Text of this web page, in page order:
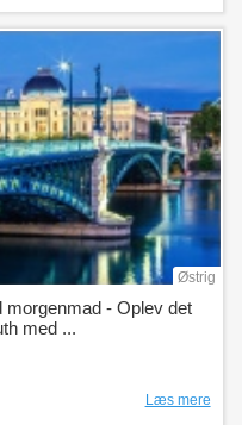
Østrig
- Oplev det
med ...
Læs mere